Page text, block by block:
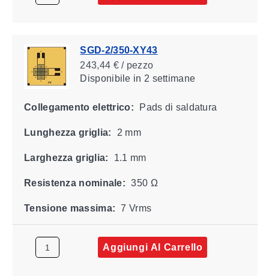
SGD-2/350-XY43
243,44 € / pezzo
Disponibile in 2 settimane
Collegamento elettrico: Pads di saldatura
Lunghezza griglia: 2 mm
Larghezza griglia: 1.1 mm
Resistenza nominale: 350 Ω
Tensione massima: 7 Vrms
Aggiungi Al Carrello